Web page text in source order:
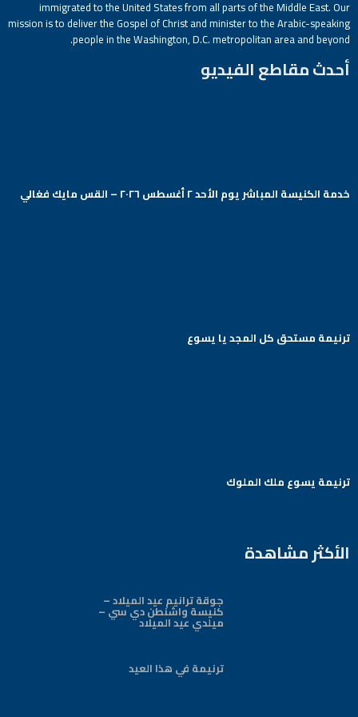
immigrated to the United States from all parts of the Middle East. Our
mission is to deliver the Gospel of Christ and minister to the Arabic-speaking
people in the Washington, D.C. metropolitan area and beyond.
أحدث مقاطع الفيديو
خدمة الكنيسة المباشر يوم الأحد ٢ أغسطس ٢٠٢٦ – القس مايك فغالي
ترنيمة مستحق كل المجد يا يسوع
ترنيمة يسوع ملك الملوك
الأكثر مشاهدة
جوقة ترانيم عيد الميلاد –
كنيسة واشنطن دي سي –
ميلدي عيد الميلاد
ترنيمة في هذا العيد